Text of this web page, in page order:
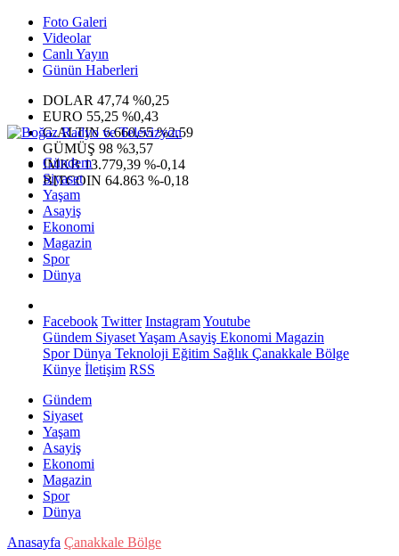
Foto Galeri
Videolar
Canlı Yayın
Günün Haberleri
DOLAR 47,74 %0,25
EURO 55,25 %0,43
G.ALTIN6.660,55 %2,59
GÜMÜŞ 98 %3,57
IMKB13.779,39 %-0,14
BITCOIN 64.863 %-0,18
Gündem
Siyaset
Yaşam
Asayiş
Ekonomi
Magazin
Spor
Dünya
Facebook Twitter InstagramYoutube
Gündem SiyasetYaşam Asayiş Ekonomi Magazin
SporDünya Teknoloji Eğitim Sağlık Çanakkale Bölge
Künye İletişim RSS
Gündem
Siyaset
Yaşam
Asayiş
Ekonomi
Magazin
Spor
Dünya
Anasayfa Çanakkale Bölge